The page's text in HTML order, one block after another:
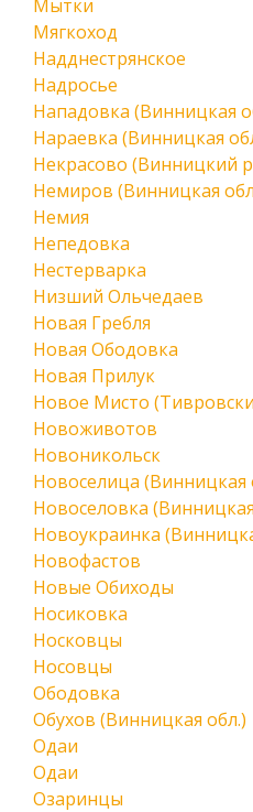
Мытки
Мягкоход
Надднестрянское
Надросье
Нападовка (Винницкая
Нараевка (Винницкая
Некрасово (Винницкий
Немиров (Винницкая
Немия
Непедовка
Нестерварка
Низший Ольчедаев
Новая Гребля
Новая Ободовка
Новая Прилук
Новое Мисто
Новоживотов
Новоникольск
Новоселица (Винницкая
Новоселовка
Новоукраинка
Новофастов
Новые Обиходы
Носиковка
Носковцы
Носовцы
Ободовка
Обухов (Винницкая обл.)
Одаи
Одаи
Озаринцы